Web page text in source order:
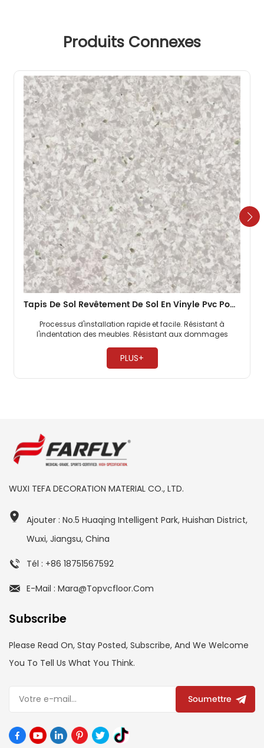
Produits Connexes
Tapis De Sol Revêtement De Sol En Vinyle Pvc Pour Entrepôt
Processus d'installation rapide et facile. Résistant à
l'indentation des meubles. Résistant aux dommages
PLUS+
WUXI TEFA DECORATION MATERIAL CO., LTD.
Ajouter : No.5 Huaqing Intelligent Park, Huishan District,
Wuxi, Jiangsu, China
Tél : +86 18751567592
E-Mail : Mara@topvcfloor.com
Subscribe
Please Read On, Stay Posted, Subscribe, And We Welcome
You To Tell Us What You Think.
Soumettre